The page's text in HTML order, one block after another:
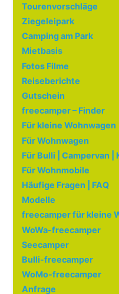
Tourenvorschläge
Ziegeleipark
Camping am Park
Mietbasis
Fotos Filme
Reiseberichte
Gutschein
freecamper – Finder
Für kleine Wohnwagen
Für Wohnwagen
Für Bulli | Campervan
Für Wohnmobile
Häufige Fragen | FAQ
Modelle
freecamper für kleine
WoWa-freecamper
Seecamper
Bulli-freecamper
WoMo-freecamper
Anfrage